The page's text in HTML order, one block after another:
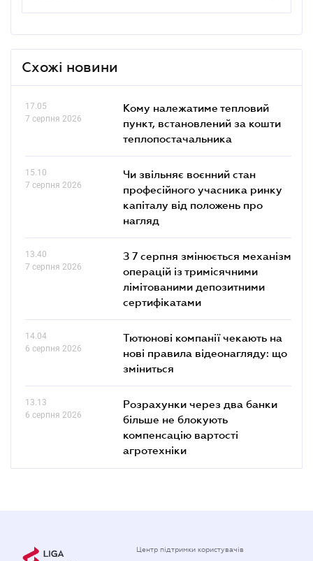
Схожі новини
17.05
7 серпня 2026
Кому належатиме тепловий
пункт, встановлений за кошти
теплопостачальника
15.10
7 серпня 2026
Чи звільняє воєнний стан
професійного учасника ринку
капіталу від положень про
нагляд
13.40
7 серпня 2026
З 7 серпня змінюється механізм
операцій із тримісячними
лімітованими депозитними
сертифікатами
14.04
6 серпня 2026
Тютюнові компанії чекають на
нові правила відеонагляду: що
зміниться
13.13
6 серпня 2026
Розрахунки через два банки
більше не блокують
компенсацію вартості
агротехніки
Центр підтримки користувачів